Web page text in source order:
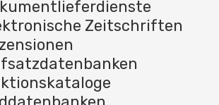
Zeitschriften